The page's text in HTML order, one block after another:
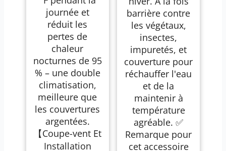
journée et
réduit les
pertes de
chaleur
nocturnes de 95
% – une double
climatisation,
meilleure que
les couvertures
argentées.
【Coupe-vent Et
Installation
barrière contre
les végétaux,
insectes,
impuretés, et
couverture pour
réchauffer l'eau
et de la
maintenir à
température
agréable. ✅
Remarque pour
cet accessoire